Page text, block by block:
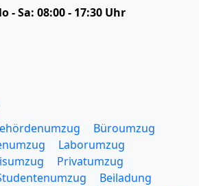
- Sa: 08:00 - 17:30 Uhr
Büroumzug
Laborumzug
Privatumzug
Beiladung